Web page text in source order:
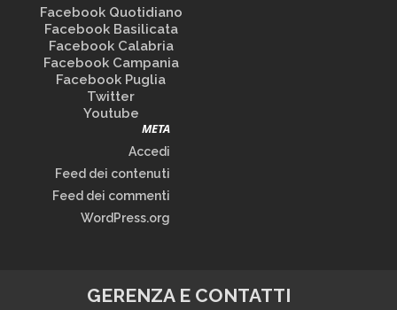
Facebook Quotidiano
Facebook Basilicata
Facebook Calabria
Facebook Campania
Facebook Puglia
Twitter
Youtube
META
Accedi
Feed dei contenuti
Feed dei commenti
WordPress.org
GERENZA E CONTATTI